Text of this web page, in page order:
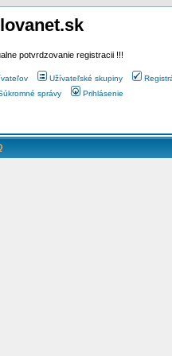
potvrdzovanie registracii !!!
Užívateľské skupiny
správy Prihlásenie